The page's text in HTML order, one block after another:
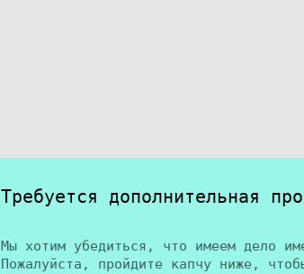
Требуется дополнительная
Мы хотим убедиться, что имеем дело
Пожалуйста, пройдите капчу ниже,